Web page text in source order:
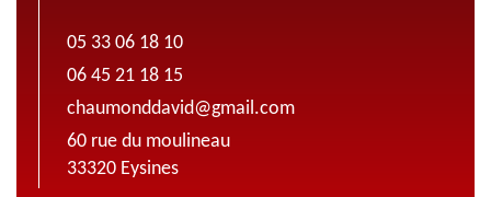
05 33 06 18 10
06 45 21 18 15
chaumonddavid@gmail.com
60 rue du moulineau
33320 Eysines